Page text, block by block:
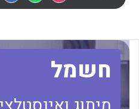
חשמל